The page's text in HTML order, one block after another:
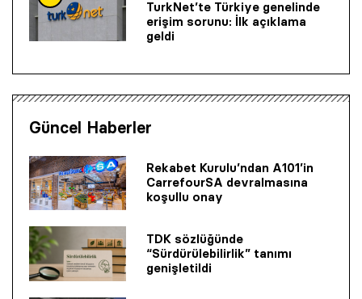
TurkNet’te Türkiye genelinde
erişim sorunu: İlk açıklama
geldi
Güncel Haberler
Rekabet Kurulu’ndan A101’in
CarrefourSA devralmasına
koşullu onay
TDK sözlüğünde
“Sürdürülebilirlik” tanımı
genişletildi